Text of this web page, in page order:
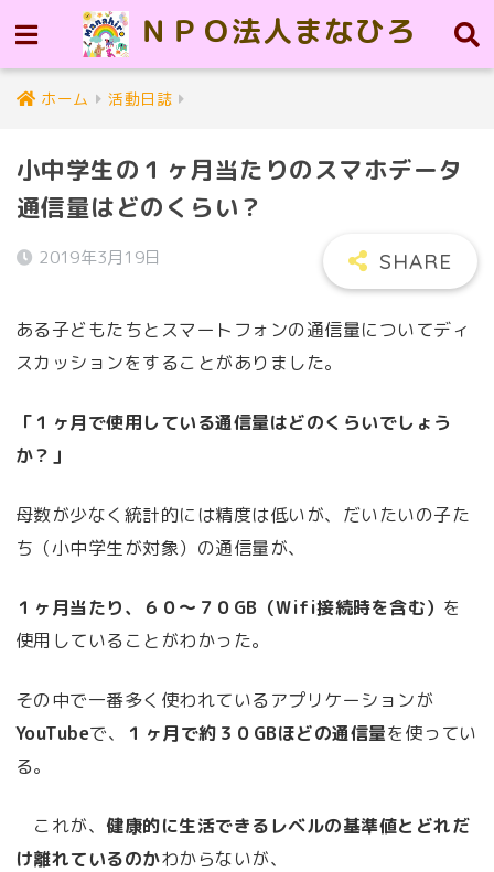
ＮＰＯ法人まなひろ
ホーム 活動日誌
小中学生の１ヶ月当たりのスマホデータ
通信量はどのくらい？
2019年3月19日
ある子どもたちとスマートフォンの通信量についてディ
スカッションをすることがありました。
「１ヶ月で使用している通信量はどのくらいでしょう
か？」
母数が少なく統計的には精度は低いが、だいたいの子た
ち（小中学生が対象）の通信量が、
１ヶ月当たり、６０～７０GB（Wifi接続時を含む） を
使用していることがわかった。
その中で一番多く使われているアプリケーションが
YouTubeで、 １ヶ月で約３０GBほどの通信量を使ってい
る。
これが、 健康的に生活できるレベルの基準値とどれだ
け離れているのかわからないが、